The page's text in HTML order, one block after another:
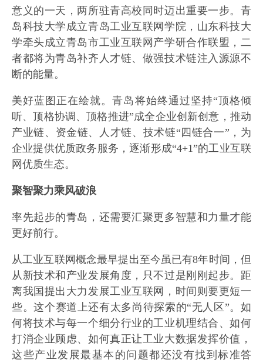
意义的一天，两所驻青高校同时迈出重要一步。青
岛科技大学成立青岛工业互联网学院，山东科技大
学牵头成立青岛市工业互联网产学研合作联盟，二
者都将为青岛补齐人才链、做强技术链注入源源不
断的能量。
美好蓝图正在绘就。青岛将始终通过坚持“顶格倾
听、顶格协调、顶格推进”成全企业创新创意，推动
产业链、资金链、人才链、技术链“四链合一”，为
企业提供优质政务服务，逐渐形成“4+1”的工业互联
网优质生态。
聚智聚力乘风破浪
率先起步的青岛，还需要汇聚更多智慧和力量才能
更好前行。
从工业互联网概念最早提出至今虽已有8年时间，但
从新技术和产业发展角度，只不过是刚刚起步。距
离我国提出大力发展工业互联网，时间则要更短一
些。这个赛道上还有太多尚待探索的“无人区”。如
何将技术与每一个细分行业的工业机理结合、如何
打消企业顾虑、如何真正让工业大数据发挥价值，
这些产业发展最基本的问题都还没有找到标准答